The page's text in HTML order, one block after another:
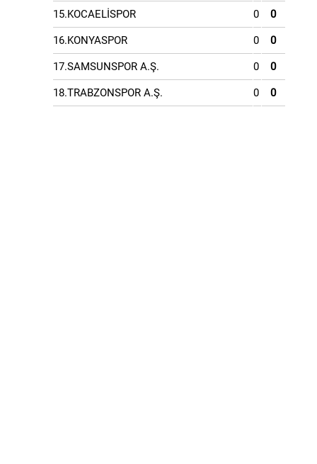
15.KOCAELİSPOR 0 0
16.KONYASPOR 0 0
17.SAMSUNSPOR A.Ş. 0 0
18.TRABZONSPOR A.Ş. 0 0